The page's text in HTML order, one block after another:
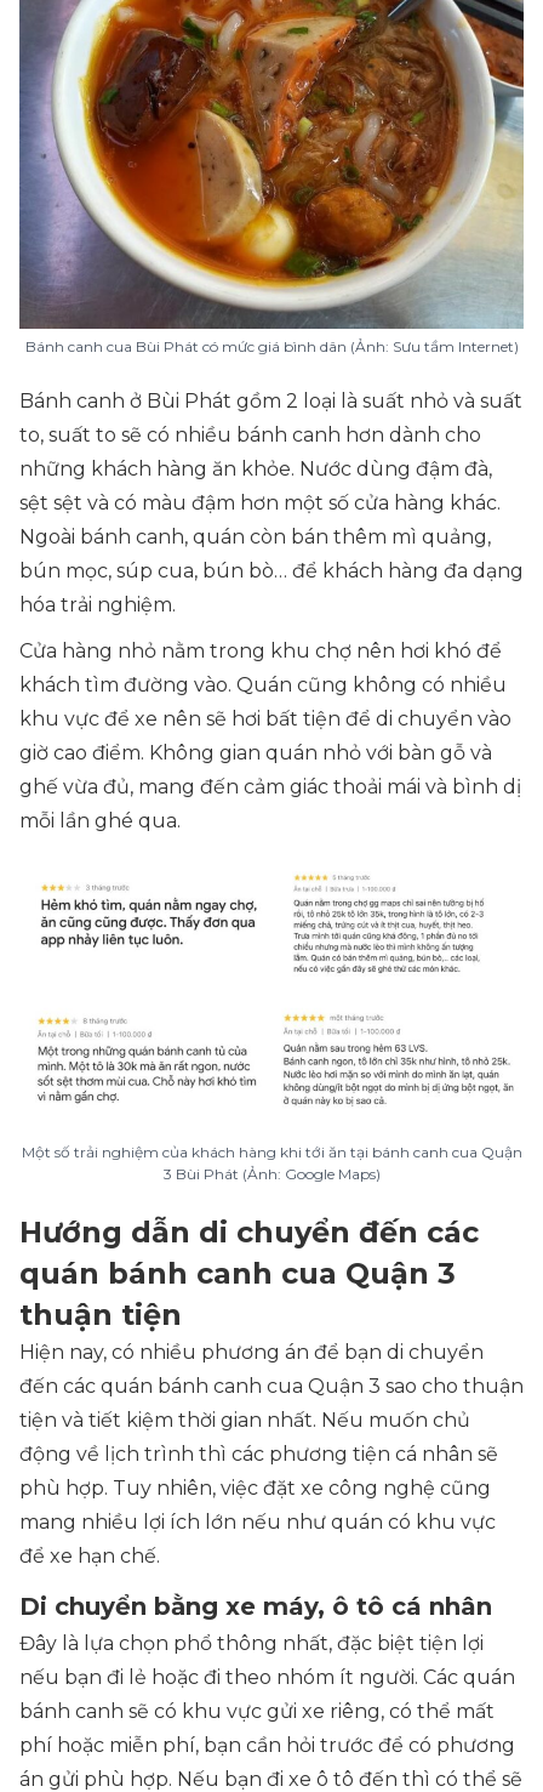
Bánh canh cua Bùi Phát có mức giá bình dân (Ảnh: Sưu tầm Internet)
Bánh canh ở Bùi Phát gồm 2 loại là suất nhỏ và suất
to, suất to sẽ có nhiều bánh canh hơn dành cho
những khách hàng ăn khỏe. Nước dùng đậm đà,
sệt sệt và có màu đậm hơn một số cửa hàng khác.
Ngoài bánh canh, quán còn bán thêm mì quảng,
bún mọc, súp cua, bún bò… để khách hàng đa dạng
hóa trải nghiệm.
Cửa hàng nhỏ nằm trong khu chợ nên hơi khó để
khách tìm đường vào. Quán cũng không có nhiều
khu vực để xe nên sẽ hơi bất tiện để di chuyển vào
giờ cao điểm. Không gian quán nhỏ với bàn gỗ và
ghế vừa đủ, mang đến cảm giác thoải mái và bình dị
mỗi lần ghé qua.
Một số trải nghiệm của khách hàng khi tới ăn tại bánh canh cua Quận
3 Bùi Phát (Ảnh: Google Maps)
Hướng dẫn di chuyển đến các
quán bánh canh cua Quận 3
thuận tiện
Hiện nay, có nhiều phương án để bạn di chuyển
đến các quán bánh canh cua Quận 3 sao cho thuận
tiện và tiết kiệm thời gian nhất. Nếu muốn chủ
động về lịch trình thì các phương tiện cá nhân sẽ
phù hợp. Tuy nhiên, việc đặt xe công nghệ cũng
mang nhiều lợi ích lớn nếu như quán có khu vực
để xe hạn chế.
Di chuyển bằng xe máy, ô tô cá nhân
Đây là lựa chọn phổ thông nhất, đặc biệt tiện lợi
nếu bạn đi lẻ hoặc đi theo nhóm ít người. Các quán
bánh canh sẽ có khu vực gửi xe riêng, có thể mất
phí hoặc miễn phí, bạn cần hỏi trước để có phương
án gửi phù hợp. Nếu bạn đi xe ô tô đến thì có thể sẽ